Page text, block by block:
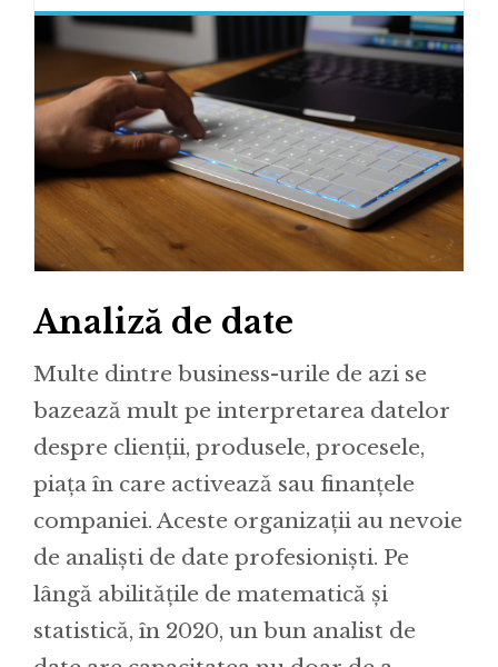
Analiză de date
Multe dintre business-urile de azi se
bazează mult pe interpretarea datelor
despre clienții, produsele, procesele,
piața în care activează sau finanțele
companiei. Aceste organizații au nevoie
de analiști de date profesioniști. Pe
lângă abilitățile de matematică și
statistică, în 2020, un bun analist de